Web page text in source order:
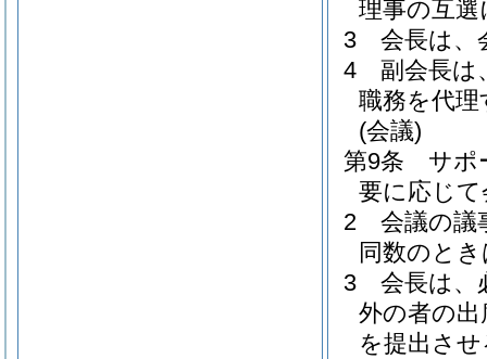
理事の互
3
会長は、
4
副会長は
職務を代理
(会議)
第9条
サポ
要に応じ
2
会議の議
同数のと
3
会長は、
外の者の
を提出さ